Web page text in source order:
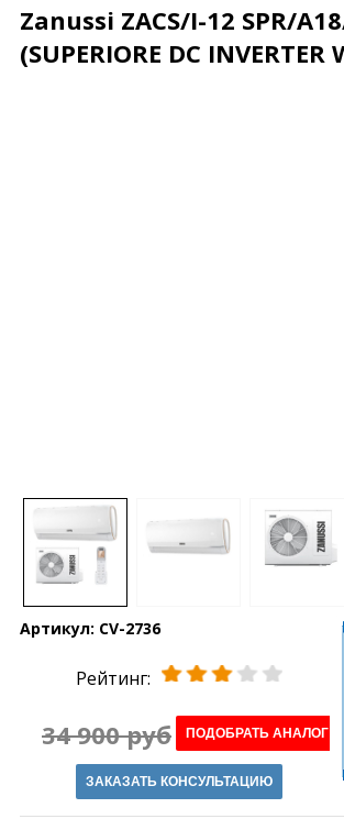
Zanussi ZACS/I-12 SPR/
(SUPERIORE DC INVERTER
Артикул: CV-2736
Рейтинг:
34 900 руб ПОДОБРАТЬ АНАЛОГ
ЗАКАЗАТЬ КОНСУЛЬТАЦИЮ